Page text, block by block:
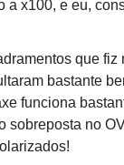
a x100, e eu,
que fiz
bastante
funciona
sobreposta no